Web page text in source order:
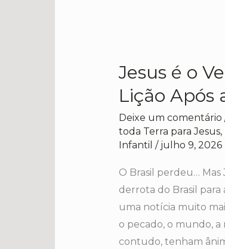
Jesus é o
Lição Após
Deixe um comentário
toda Terra para Jesus,
Infantil / julho 9, 2026
O Brasil perdeu… Mas
derrota do Brasil para
uma notícia muito
o pecado, o mundo, a
contudo, tenham
Jesus
o
Verdadeiro
Campeão
Uma
Lição
Após
a
Copa